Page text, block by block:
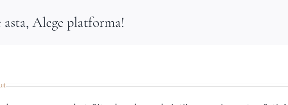
asta, Alege platforma!